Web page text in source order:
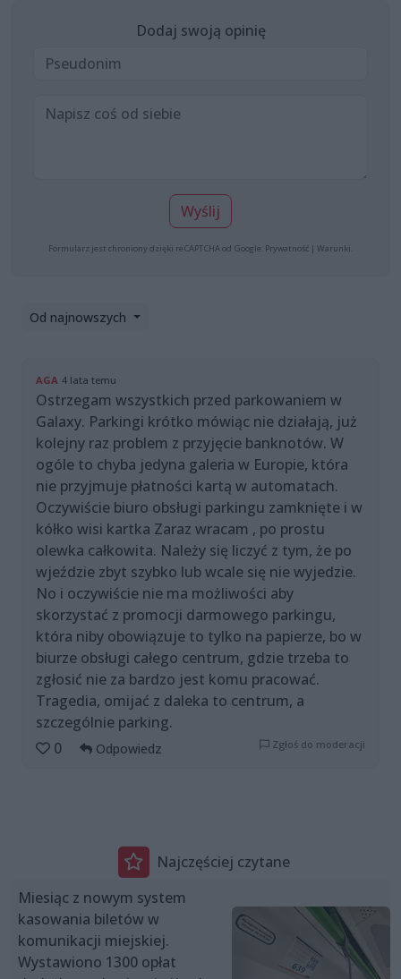
Dodaj swoją opinię
Wyślij
Formularz jest chroniony dzięki reCAPTCHA od Google: Prywatność | Warunki
Od najnowszych
AGA 4 lata temu
Ostrzegam wszystkich przed parkowaniem w
Galaxy. Parkingi krótko mówiąc nie działają, już
kolejny raz problem z przyjęcie banknotów. W
ogóle to chyba jedyna galeria w Europie, która
nie przyjmuje płatności kartą w automatach.
Oczywiście biuro obsługi parkingu zamknięte i w
kółko wisi kartka Zaraz wracam , po prostu
olewka całkowita. Należy się liczyć z tym, że po
wjeździe zbyt szybko lub wcale się nie wyjedzie.
No i oczywiście nie ma możliwości aby
skorzystać z promocji darmowego parkingu,
która niby obowiązuje to tylko na papierze, bo w
biurze obsługi całego centrum, gdzie trzeba to
zgłosić nie za bardzo jest komu pracować.
Tragedia, omijać z daleka to centrum, a
szczególnie parking.
0
Odpowiedz Zgłoś do moderacji
Najczęściej czytane
Miesiąc z nowym system
kasowania biletów w
komunikacji miejskiej.
Wystawiono 1300 opłat